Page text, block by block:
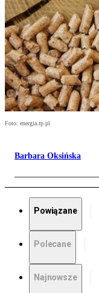
Foto: energia.rp.pl
Barbara Oksińska
Powiązane
Polecane
Najnowsze